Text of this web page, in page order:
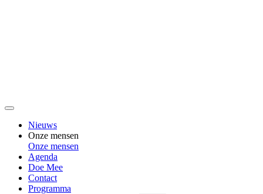
Nieuws
Onze mensen
Onze mensen
Agenda
Doe Mee
Contact
Programma